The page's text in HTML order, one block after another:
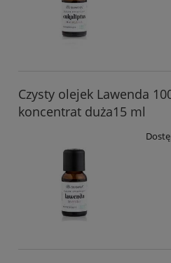
Czysty olejek Lawenda
koncentrat duża15 ml